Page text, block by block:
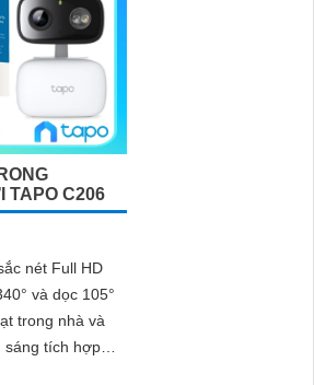
TAPO C206
nét Full HD
và dọc 105°
trong nhà và